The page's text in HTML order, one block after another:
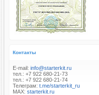
Контакты
E-mail: info@starterkit.ru
тел.: +7 922 680-21-73
тел.: +7 922 680-21-74
Телеграм: t.me/starterkit_ru
MAX: starterkit.ru